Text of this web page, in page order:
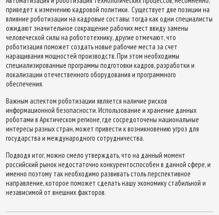
приведет к изменению кадровой политики. Существует две позиции на
влияние роботизации на кадровые составы: тогда как одни специалисты
ожидают значительное сокращение рабочих мест ввиду замены
человеческой силы на робототехнику, другие отмечают, что
роботизация поможет создать новые рабочие места за счет
наращивания мощностей производств. При этом необходимы
специализированные программы подготовки кадров, разработки и
локализации отечественного оборудования и программного
обеспечения.
Важным аспектом роботизации является наличие рисков
информационной безопасности. Использование и хранение данных
роботами в Арктическом регионе, где сосредоточены национальные
интересы разных стран, может привести к возникновению угроз для
государства и международного сотрудничества.
Подводя итог, можно смело утверждать, что на данный момент
российский рынок недостаточно конкурентоспособен в данной сфере, и
именно поэтому так необходимо развивать столь перспективное
направление, которое поможет сделать нашу экономику стабильной и
независимой от внешних факторов.